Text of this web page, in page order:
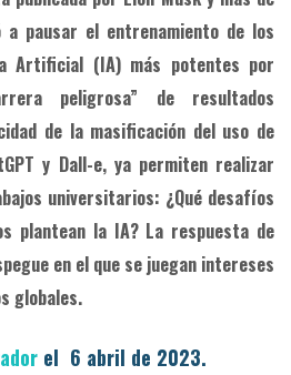
a pausar el entrenamiento de los
Artificial (IA) más potentes por
peligrosa” de resultados
de la masificación del uso de
y Dall-e, ya permiten realizar
universitarios: ¿Qué desafíos
plantean la IA? La respuesta de
en el que se juegan intereses
globales.
el 6 abril de 2023.